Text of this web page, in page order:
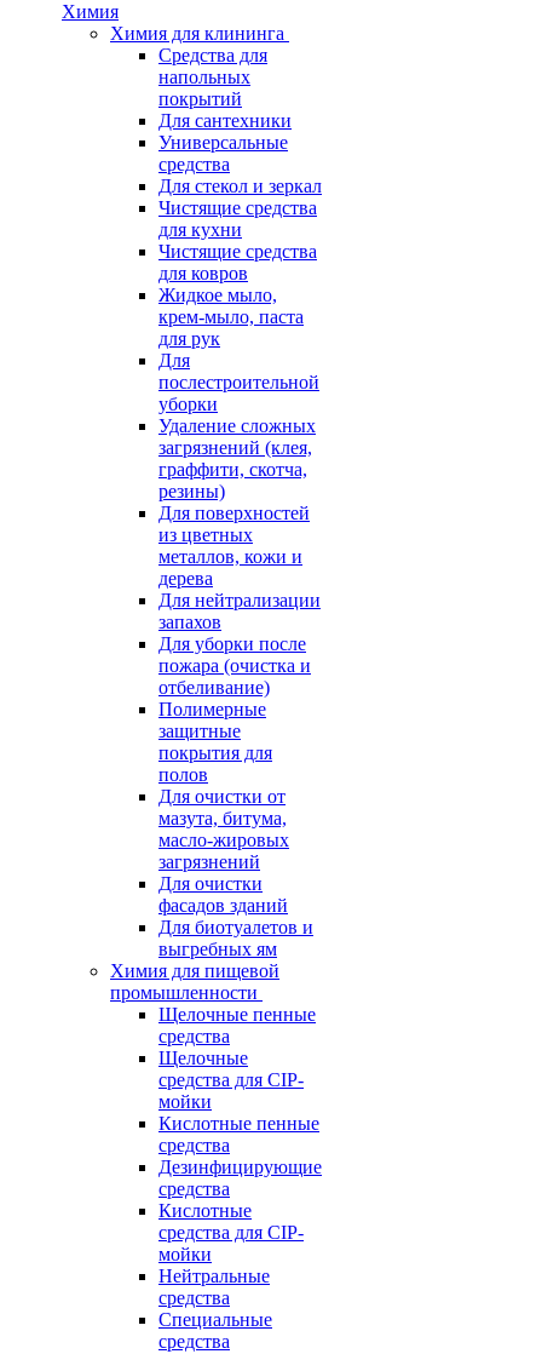
Химия
Химия для клининга
Средства для
напольных
покрытий
Для сантехники
Универсальные
средства
Для стекол и зеркал
Чистящие средства
для кухни
Чистящие средства
для ковров
Жидкое мыло,
крем-мыло, паста
для рук
Для
послестроительной
уборки
Удаление сложных
загрязнений (клея,
граффити, скотча,
резины)
Для поверхностей
из цветных
металлов, кожи и
дерева
Для нейтрализации
запахов
Для уборки после
пожара (очистка и
отбеливание)
Полимерные
защитные
покрытия для
полов
Для очистки от
мазута, битума,
масло-жировых
загрязнений
Для очистки
фасадов зданий
Для биотуалетов и
выгребных ям
Химия для пищевой
промышленности
Щелочные пенные
средства
Щелочные
средства для CIP-
мойки
Кислотные пенные
средства
Дезинфицирующие
средства
Кислотные
средства для CIP-
мойки
Нейтральные
средства
Специальные
средства